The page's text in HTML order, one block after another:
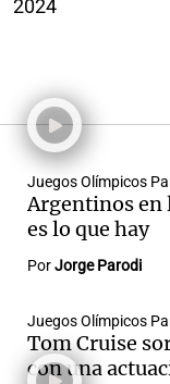
Juegos Olímpicos
Argentinos en
es lo que hay
PorJorge Parodi
Juegos Olímpicos
Tom Cruise
con una